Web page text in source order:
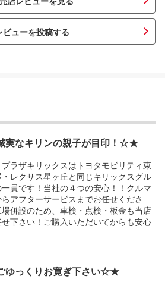
ビューを投稿する
なキリンの親子が目印！☆★
プラザキリックスはトヨタモビリティ東
レクサス星ヶ丘と同じキリックスグル
一員です！当社の４つの安心！！クルマ
アフターサービスまでお任せくださ
場併設のため、車検・点検・板金も当店
せ下さい！ご購入いただいてからも安心
っくりお寛ぎ下さい☆★